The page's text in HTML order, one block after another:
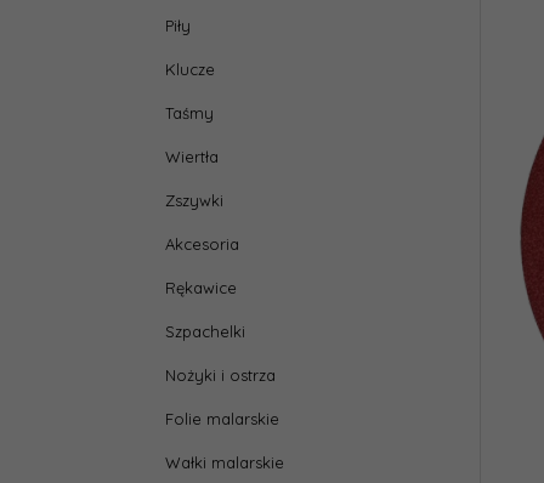
Piły
Klucze
Taśmy
Wiertła
Zszywki
Akcesoria
Rękawice
Szpachelki
Nożyki i ostrza
Folie malarskie
Wałki malarskie